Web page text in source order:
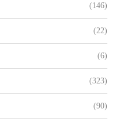
(146)
(22)
(6)
(323)
(90)